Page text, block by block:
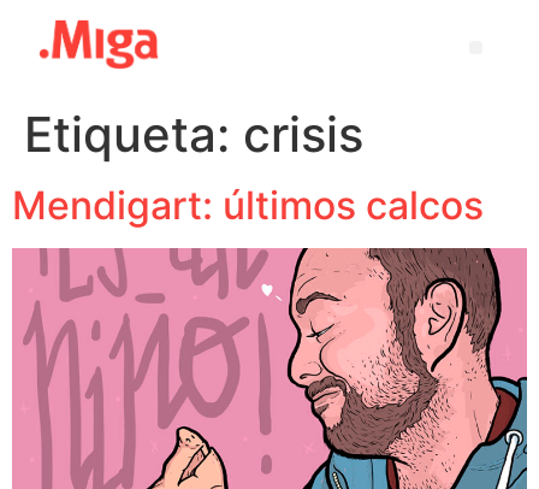
Etiqueta: crisis
Mendigart: últimos calcos